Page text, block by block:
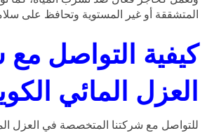
المتشققة أو غير المستوية وتحافظ على
كيفية التواصل
العزل المائي
للتواصل مع شركتنا المتخصصة في العزل